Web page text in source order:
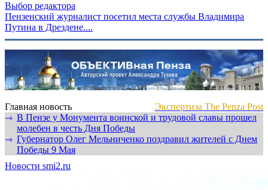
Выбор редактора
Пензенский журналист посетил места службы Владимира
Путина в Дрездене....
Главная новость
Экспертиза The Penza Post
⇾ В Пензе у Монумента воинской и трудовой славы прошел
молебен в честь Дня Победы
⇾ Губернатор Олег Мельниченко поздравил жителей с Днем
Победы 9 Мая
Новости smi2.ru